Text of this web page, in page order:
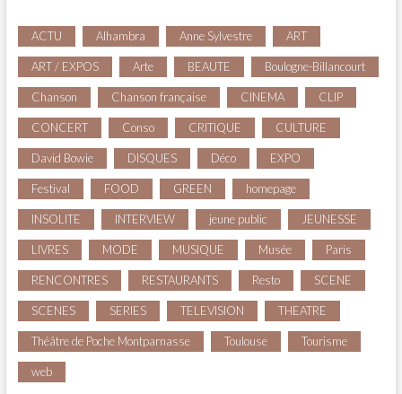
ACTU Alhambra Anne Sylvestre ART
ART / EXPOS Arte BEAUTE Boulogne-Billancourt
Chanson Chanson française CINEMA CLIP
CONCERT Conso CRITIQUE CULTURE
David Bowie DISQUES Déco EXPO
Festival FOOD GREEN homepage
INSOLITE INTERVIEW jeune public JEUNESSE
LIVRES MODE MUSIQUE Musée Paris
RENCONTRES RESTAURANTS Resto SCENE
SCENES SERIES TELEVISION THEATRE
Théâtre de Poche Montparnasse Toulouse Tourisme
web